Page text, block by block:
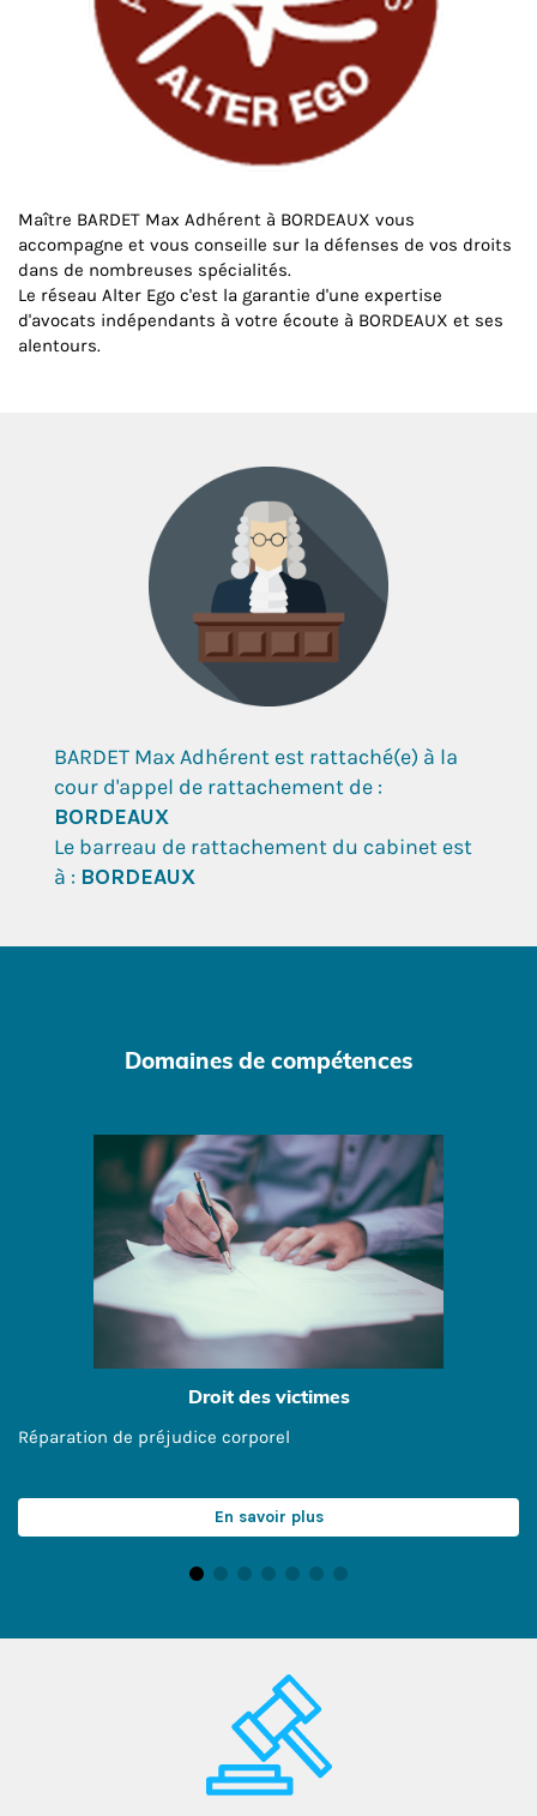
Maître BARDET Max Adhérent à BORDEAUX vous
accompagne et vous conseille sur la défenses de vos droits
dans de nombreuses spécialités.
Le réseau Alter Ego c'est la garantie d'une expertise
d'avocats indépendants à votre écoute à BORDEAUX et ses
alentours.
BARDET Max Adhérent est rattaché(e) à la
cour d'appel de rattachement de :
BORDEAUX
Le barreau de rattachement du cabinet est
à : BORDEAUX
Domaines de compétences
Droit des victimes
Réparation de préjudice corporel
En savoir plus